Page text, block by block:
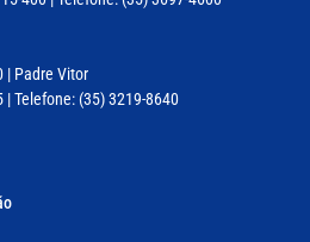
| Padre Vitor
| Telefone: (35) 3219-8640